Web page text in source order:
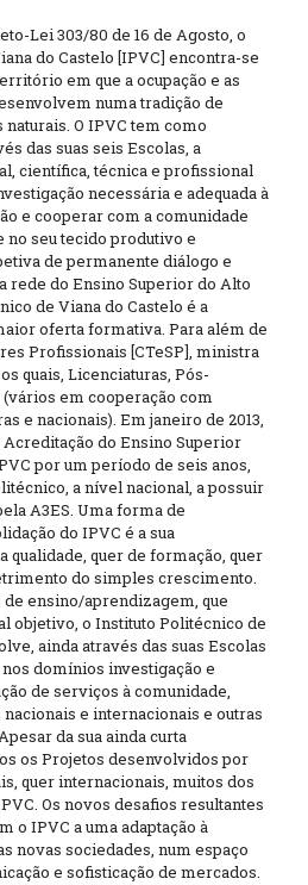
Lei 303/80 de 16 de Agosto, o
do Castelo [IPVC] encontra-se
em que a ocupação e as
numa tradição de
O IPVC tem como
das suas seis Escolas, a
científica, técnica e profissional
necessária e adequada à
e cooperar com a comunidade
seu tecido produtivo e
de permanente diálogo e
rede do Ensino Superior do Alto
de Viana do Castelo é a
oferta formativa. Para além de
Profissionais [CTeSP], ministra
quais, Licenciaturas, Pós-
em cooperação com
e nacionais). Em janeiro de 2013,
do Ensino Superior
por um período de seis anos,
a nível nacional, a possuir
A3ES. Uma forma de
do IPVC é a sua
qualidade, quer de formação, quer
do simples crescimento.
ensino/aprendizagem, que
objetivo, o Instituto Politécnico de
ainda através das suas Escolas
domínios investigação e
de serviços à comunidade,
e internacionais e outras
da sua ainda curta
os Projetos desenvolvidos por
quer internacionais, muitos dos
Os novos desafios resultantes
o IPVC a uma adaptação à
novas sociedades, num espaço
e sofisticação de mercados.